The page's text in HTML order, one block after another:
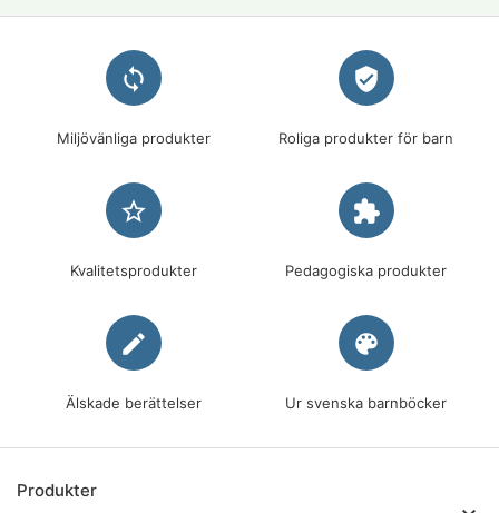
loop
Miljövänliga produkter
verified_user
Roliga produkter för barn
star_border
Kvalitetsprodukter
extension
Pedagogiska produkter
edit
Älskade berättelser
palette
Ur svenska barnböcker
Produkter